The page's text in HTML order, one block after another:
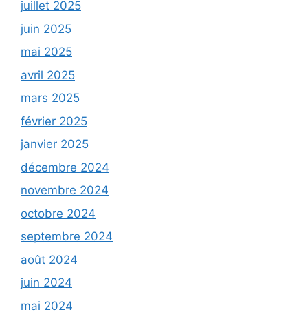
juillet 2025
juin 2025
mai 2025
avril 2025
mars 2025
février 2025
janvier 2025
décembre 2024
novembre 2024
octobre 2024
septembre 2024
août 2024
juin 2024
mai 2024